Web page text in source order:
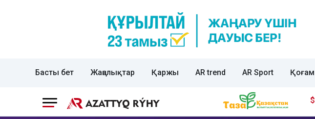
Басты бет Жаңалықтар Қаржы AR trend AR Sport Қоғам
$